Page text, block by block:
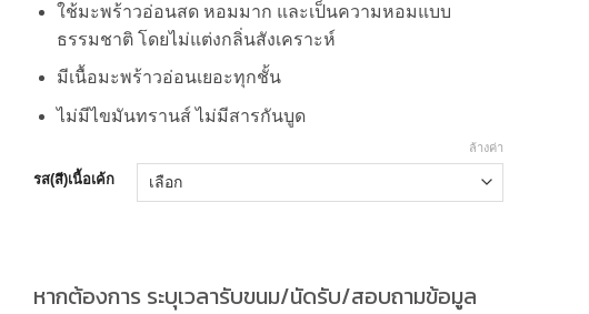
ใช้มะพร้าวอ่อนสด หอมมาก และเป็นความหอมแบบ
ธรรมชาติ โดยไม่แต่งกลิ่นสังเคราะห์
มีเนื้อมะพร้าวอ่อนเยอะทุกชั้น
ไม่มีไขมันทรานส์ ไม่มีสารกันบูด
รส(สี)เนื้อเค้ก
ล้างค่า
หากต้องการ ระบุเวลารับขนม/นัดรับ/สอบถามข้อมูล